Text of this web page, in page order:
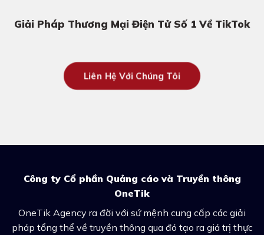
Giải Pháp Thương Mại Điện Tử Số 1 Về TikTok
Liên Hệ Với Chúng Tôi
Công ty Cổ phần Quảng cáo và Truyền thông
OneTik
OneTik Agency ra đời với sứ mệnh cung cấp các giải
pháp tổng thể về truyền thông qua đó tạo ra giá trị thực